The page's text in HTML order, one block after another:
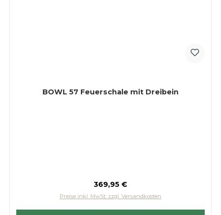
BOWL 57 Feuerschale mit Dreibein
Regulärer Preis:
369,95 €
Preise inkl. MwSt. zzgl. Versandkosten